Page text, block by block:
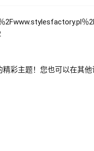
彩主题！您也可以在其